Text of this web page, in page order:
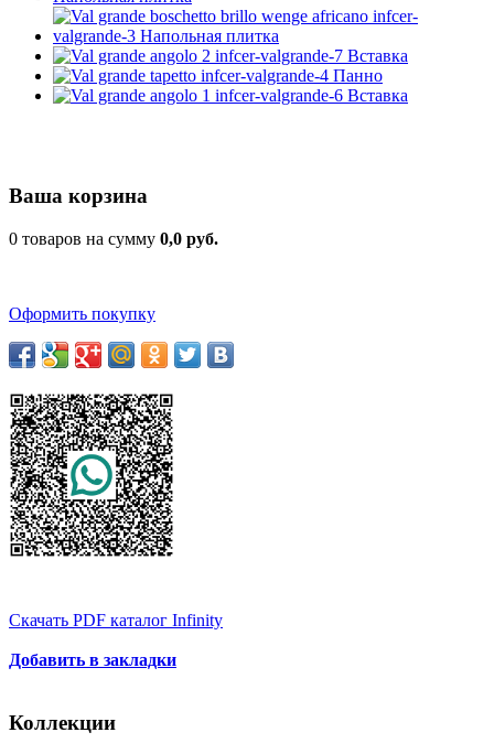
Ваша корзина
0 товаров на сумму 0,0 руб.
Оформить покупку
Скачать PDF каталог Infinity
Добавить в закладки
Коллекции